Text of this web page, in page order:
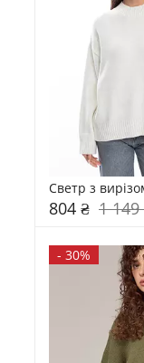
Светр з
804 ₴ 1 149
- 30%